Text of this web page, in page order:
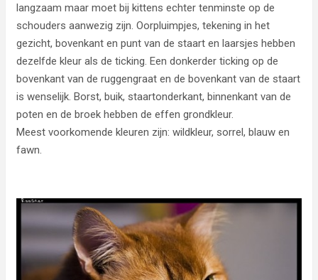
langzaam maar moet bij kittens echter tenminste op de
schouders aanwezig zijn. Oorpluimpjes, tekening in het
gezicht, bovenkant en punt van de staart en laarsjes hebben
dezelfde kleur als de ticking. Een donkerder ticking op de
bovenkant van de ruggengraat en de bovenkant van de staart
is wenselijk. Borst, buik, staartonderkant, binnenkant van de
poten en de broek hebben de effen grondkleur.
Meest voorkomende kleuren zijn: wildkleur, sorrel, blauw en
fawn.